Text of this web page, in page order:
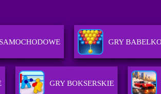
GRY
GRY BOKSERSKIE